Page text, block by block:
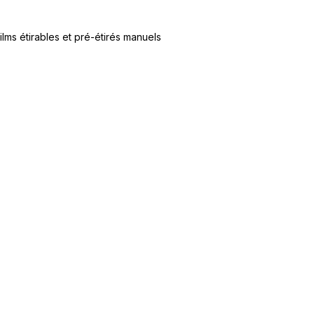
étirables et pré-étirés manuels